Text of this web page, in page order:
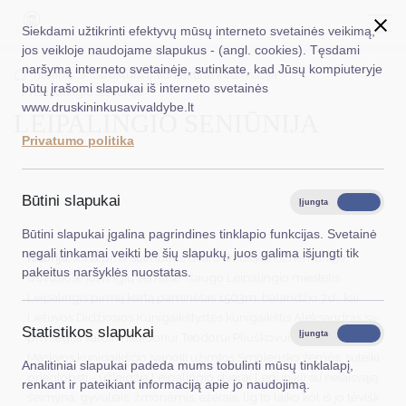
Siekdami užtikrinti efektyvų mūsų interneto svetainės veikimą,
jos veikloje naudojame slapukus - (angl. cookies). Tęsdami
naršymą interneto svetainėje, sutinkate, kad Jūsų kompiuteryje
būtų įrašomi slapukai iš interneto svetainės
www.druskininkusavivaldybe.lt
Privatumo politika
Būtini slapukai Įjungta
Būtini slapukai įgalina pagrindines tinklapio funkcijas. Svetainė
negali tinkamai veikti be šių slapukų, juos galima išjungti tik
pakeitus naršyklės nuostatas.
Statistikos slapukai Įjungta
Analitiniai slapukai padeda mums tobulinti mūsų tinklalapį,
renkant ir pateikiant informaciją apie jo naudojimą.
EN Ieškoti...
Veiklos sritys
Teisinė informacija
Struktūra ir kontaktinė informacija
Karjera
DUK
Titulinis
Struktūra ir kontaktinė informacija
Leipalingio seniūnija
LEIPALINGIO SENIŪNIJA
Istorija.XVIa.pr. iš stambaus dvaro Dzūkijos Užnemunėje,
buvusiose jotvingių žemėse, išaugo Leipalingio miestelis.
Leipalingis pirmą kartą paminėtas 1503m. balandžio 7d., kai
privilegija valdininkui Jonui Teodorui Pliuškovui, pabėgusiam iš
prieglobstį - užleidžia Leipalingio dvarą( Lepuniki) su nelaisvąją
šeimyna, gyvuliais, žmonėmis, ežerais, lig to laiko kol iš jo tėviškės